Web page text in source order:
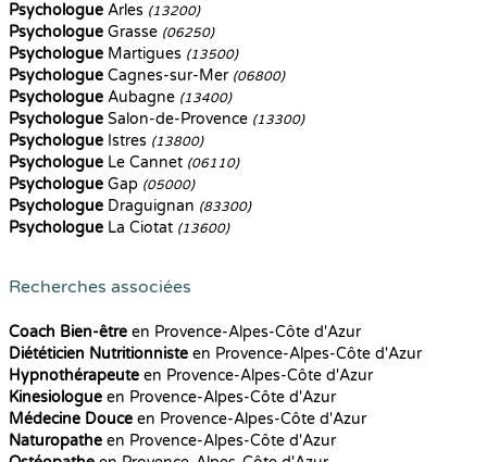
Psychologue Arles (13200)
Psychologue Grasse (06250)
Psychologue Martigues (13500)
Psychologue Cagnes-sur-Mer (06800)
Psychologue Aubagne (13400)
Psychologue Salon-de-Provence (13300)
Psychologue Istres (13800)
Psychologue Le Cannet (06110)
Psychologue Gap (05000)
Psychologue Draguignan (83300)
Psychologue La Ciotat (13600)
Recherches associées
Coach Bien-être en Provence-Alpes-Côte d'Azur
Diététicien Nutritionniste en Provence-Alpes-Côte d'Azur
Hypnothérapeute en Provence-Alpes-Côte d'Azur
Kinesiologue en Provence-Alpes-Côte d'Azur
Médecine Douce en Provence-Alpes-Côte d'Azur
Naturopathe en Provence-Alpes-Côte d'Azur